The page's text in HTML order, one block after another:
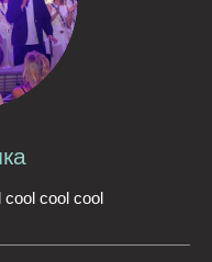
cool cool cool